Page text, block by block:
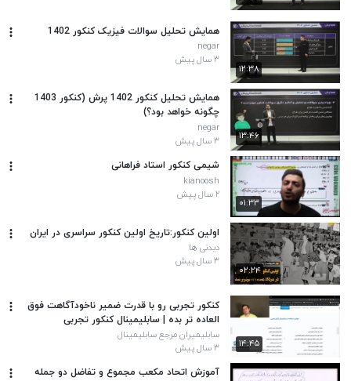
۱۲:۳۸
همایش تحلیل سوالات فیزیک کنکور 1402
negar
۳ سال پیش
۱۳:۴۶
همایش تحلیل کنکور 1402 پرش (کنکور 1403
چگونه خواهد بود؟)
negar
۳ سال پیش
۰۱:۳۳
شیمی کنکور استاد فراهانی
kianoosh
۲ سال پیش
۰۲:۲۴
اولین کنکور:تاریخ اولین کنکور سراسری در ایران
دیدنی ها
۳ سال پیش
۱۴:۴۵
کنکور تجربی رو با قدرت ضمیر ناخودآگاهت فوق
العاده تر بده | سابلیمینال کنکور تجربی
سابلیمیران مرجع سابلیمینال
۳ سال پیش
آموزش اتحاد مکعب مجموع و تفاضل دو جمله